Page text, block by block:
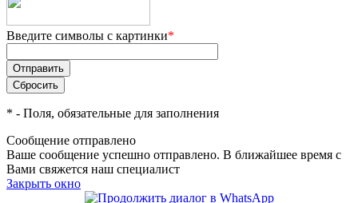
Введите символы с картинки*
* - Поля, обязательные для заполнения
Сообщение отправлено
Ваше сообщение успешно отправлено. В ближайшее время с
Вами свяжется наш специалист
Закрыть окно